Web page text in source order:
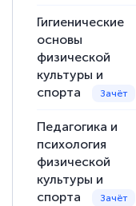
Гигиенические
основы
физической
культуры и
спорта
Педагогика и
психология
физической
культуры и
спорта